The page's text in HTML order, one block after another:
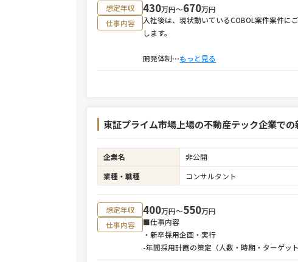
想定年収 430万円〜670万円
仕事内容
入社後は、現状動いているCOBOL案件案件に
します。
開発体制⋯もっと見る
東証プライム市場上場の不動産テック企業で
企業名 非公開
業種・職種
コンサルタント
想定年収 400万円〜550万円
仕事内容
■仕事内容
・新卒採用企画・実行
-年間採用計画の策定（人数・時期・ターゲット